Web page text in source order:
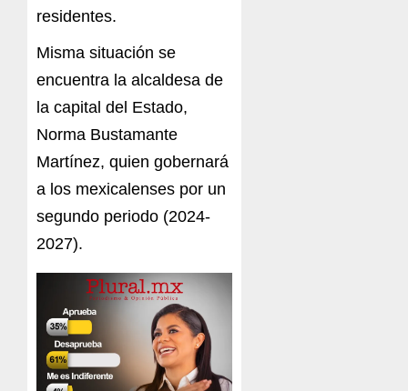
residentes.
Misma situación se
encuentra la alcaldesa de
la capital del Estado,
Norma Bustamante
Martínez, quien gobernará
a los mexicalenses por un
segundo periodo (2024-
2027).